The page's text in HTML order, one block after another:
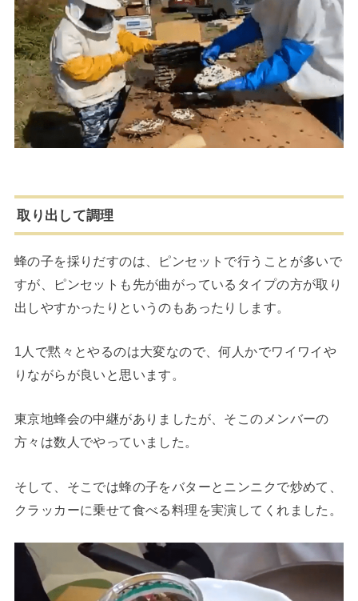
取り出して調理
蜂の子を採りだすのは、ピンセットで行うことが多いで
すが、ピンセットも先が曲がっているタイプの方が取り
出しやすかったりというのもあったりします。
1人で黙々とやるのは大変なので、何人かでワイワイや
りながらが良いと思います。
東京地蜂会の中継がありましたが、そこのメンバーの
方々は数人でやっていました。
そして、そこでは蜂の子をバターとニンニクで炒めて、
クラッカーに乗せて食べる料理を実演してくれました。